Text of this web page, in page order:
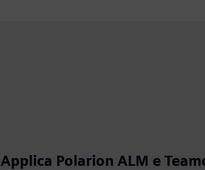
Applica Polarion ALM e